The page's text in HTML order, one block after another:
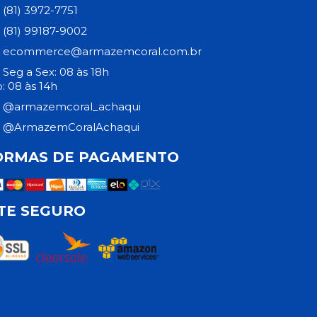
(81) 3972-7751
(81) 99187-9002
ecommerce@armazemcoral.com.br
Seg a Sex: 08 às 18h
08 às 14h
@armazemcoral_achaqui
@ArmazemCoralAchaqui
DE PAGAMENTO
SEGURO